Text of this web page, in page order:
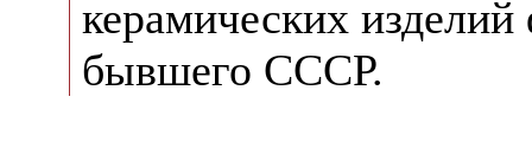
керамических
бывшего СССР.